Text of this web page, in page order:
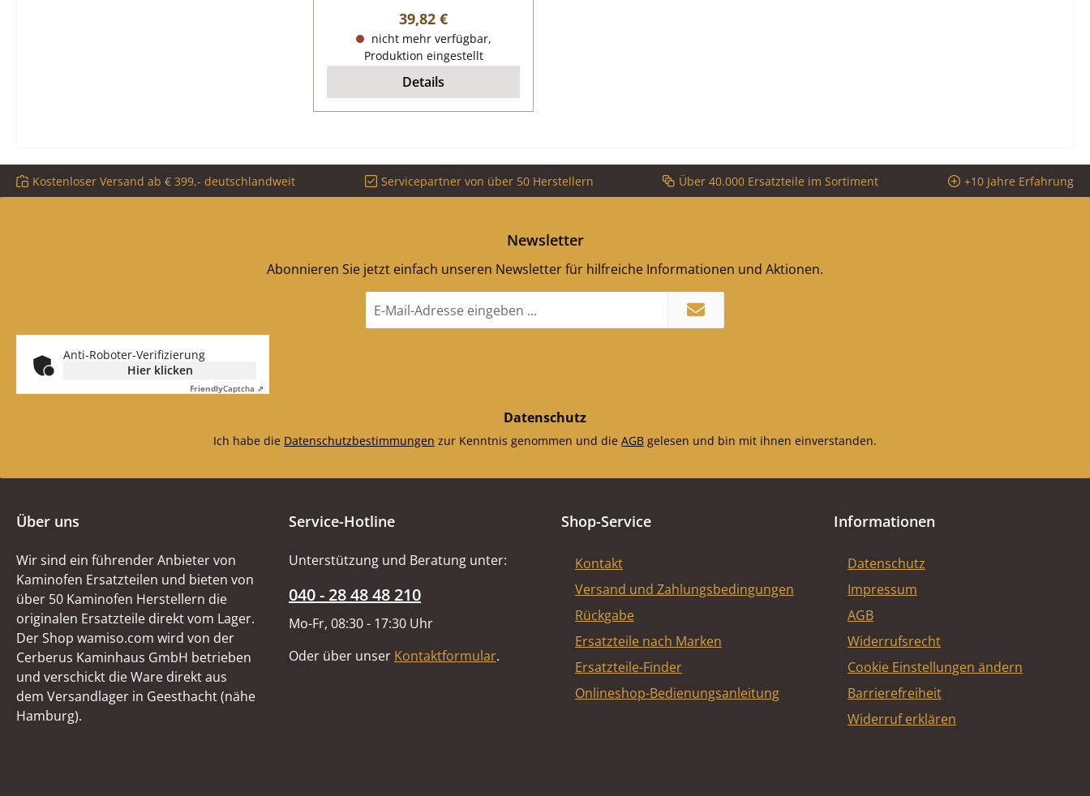
Regulärer Preis:
39,82 €
nicht mehr verfügbar,
Produktion eingestellt
Details
Kostenloser Versand ab € 399,- deutschlandweit Servicepartner von über 50 Herstellern Über 40.000 Ersatzteile im Sortiment +10 Jahre Erfahrung
Newsletter
Abonnieren Sie jetzt einfach unseren Newsletter für hilfreiche Informationen und Aktionen.
Mail-
Anti-Roboter-Verifizierung
Hier klicken
FriendlyCaptcha ⇗
Datenschutz
Ich habe die Datenschutzbestimmungen zur Kenntnis genommen und die AGB gelesen und bin mit ihnen einverstanden.
Über uns
Wir sind ein führender Anbieter von
Kaminofen Ersatzteilen und bieten von
über 50 Kaminofen Herstellern die
originalen Ersatzteile direkt vom Lager.
Der Shop wamiso.com wird von der
Cerberus Kaminhaus GmbH betrieben
und verschickt die Ware direkt aus
dem Versandlager in Geesthacht (nähe
Hamburg).
Service-Hotline
Unterstützung und Beratung unter:
040 - 28 48 48 210
Mo-Fr, 08:30 - 17:30 Uhr
Oder über unser Kontaktformular.
Shop-Service
Kontakt
Versand und Zahlungsbedingungen
Rückgabe
Ersatzteile nach Marken
Ersatzteile-Finder
Onlineshop-Bedienungsanleitung
Informationen
Datenschutz
Impressum
AGB
Widerrufsrecht
Cookie Einstellungen ändern
Barrierefreiheit
Widerruf erklären